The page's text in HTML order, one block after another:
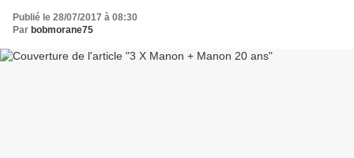
Publié le 28/07/2017 à 08:30
Par bobmorane75